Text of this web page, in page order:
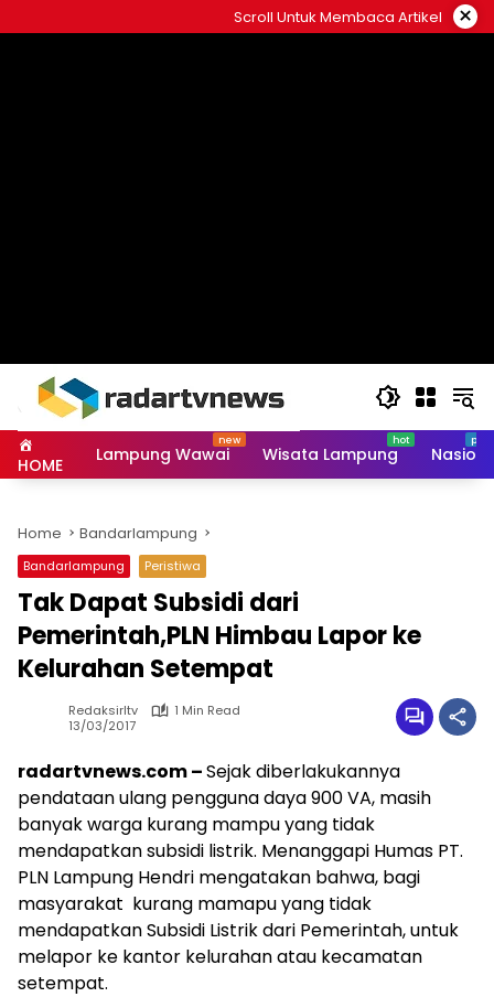
to
Scroll Untuk Membaca Artikel ×
HOME Lampung Wawai Wisata Lampung
Home Bandarlampung
Bandarlampung Peristiwa
Tak Dapat Subsidi dari
Pemerintah,PLN Himbau Lapor ke
Kelurahan Setempat
Redaksirltv
1 Min Read
13/03/2017
radartvnews.com –Sejak diberlakukannya
pendataan ulang pengguna daya 900 VA, masih
banyak warga kurang mampu yang tidak
mendapatkan subsidi listrik. Menanggapi Humas PT.
PLN Lampung Hendri mengatakan bahwa, bagi
masyarakat kurang mamapu yang tidak
mendapatkan Subsidi Listrik dari Pemerintah, untuk
melapor ke kantor kelurahan atau kecamatan
setempat.